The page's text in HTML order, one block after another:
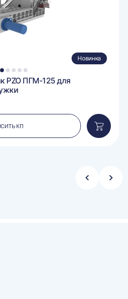
1 2 3 4 5
Новинка
PZO ПГМ-125 для
КП
в
Стрелка